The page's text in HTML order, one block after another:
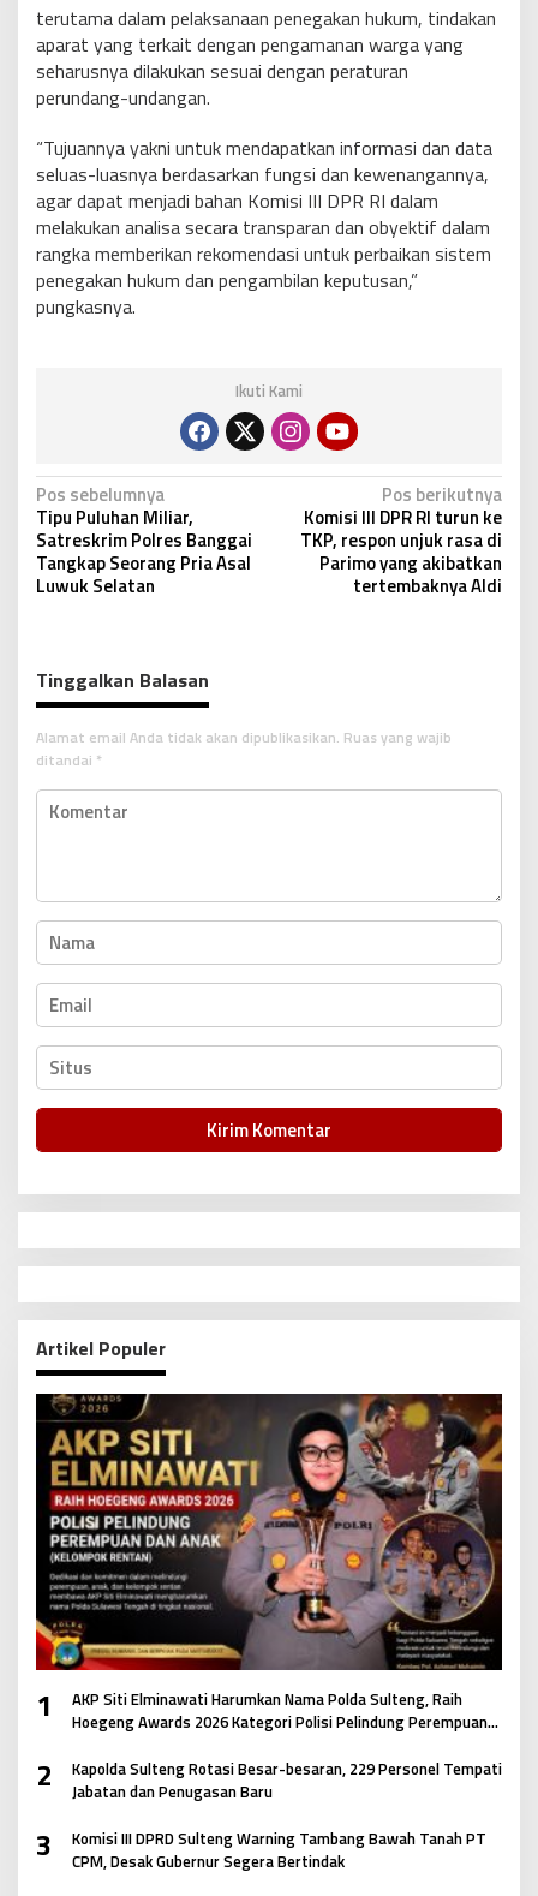
terutama dalam pelaksanaan penegakan hukum, tindakan
aparat yang terkait dengan pengamanan warga yang
seharusnya dilakukan sesuai dengan peraturan
perundang-undangan.
“Tujuannya yakni untuk mendapatkan informasi dan data
seluas-luasnya berdasarkan fungsi dan kewenangannya,
agar dapat menjadi bahan Komisi III DPR RI dalam
melakukan analisa secara transparan dan obyektif dalam
rangka memberikan rekomendasi untuk perbaikan sistem
penegakan hukum dan pengambilan keputusan,”
pungkasnya.
Ikuti Kami
N
a
v
i
a
s
i
p
o
Pos sebelumnya
Tipu Puluhan Miliar,
Satreskrim Polres Banggai
Tangkap Seorang Pria Asal
Luwuk Selatan
Pos berikutnya
Komisi III DPR RI turun ke
TKP, respon unjuk rasa di
Parimo yang akibatkan
tertembaknya Aldi
Tinggalkan Balasan
Alamat email Anda tidak akan dipublikasikan. Ruas yang wajib
ditandai *
Artikel Populer
1
AKP Siti Elminawati Harumkan Nama Polda Sulteng, Raih
Hoegeng Awards 2026 Kategori Polisi Pelindung Perempuan
2
Kapolda Sulteng Rotasi Besar-besaran, 229 Personel Tempati
Jabatan dan Penugasan Baru
3
Komisi III DPRD Sulteng Warning Tambang Bawah Tanah PT
CPM, Desak Gubernur Segera Bertindak